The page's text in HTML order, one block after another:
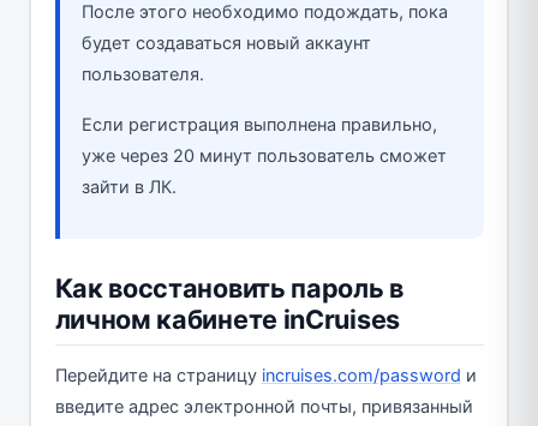
После этого необходимо подождать, пока
будет создаваться новый аккаунт
пользователя.
Если регистрация выполнена правильно,
уже через 20 минут пользователь сможет
зайти в ЛК.
Как восстановить пароль в
личном кабинете inCruises
Перейдите на страницу incruises.com/password и
введите адрес электронной почты, привязанный